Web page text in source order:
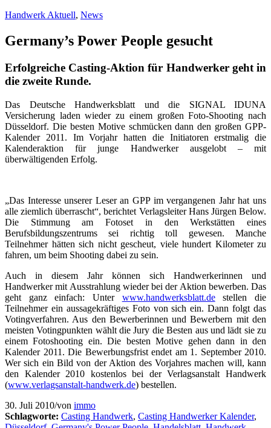
Handwerk Aktuell, News
Germany’s Power People gesucht
Erfolgreiche Casting-Aktion für Handwerker geht in
die zweite Runde.
Das Deutsche Handwerksblatt und die SIGNAL IDUNA
Versicherung laden wieder zu einem großen Foto-Shooting nach
Düsseldorf. Die besten Motive schmücken dann den großen GPP-
Kalender 2011. Im Vorjahr hatten die Initiatoren erstmalig die
Kalenderaktion für junge Handwerker ausgelobt – mit
überwältigenden Erfolg.
„Das Interesse unserer Leser an GPP im vergangenen Jahr hat uns
alle ziemlich überrascht“, berichtet Verlagsleiter Hans Jürgen Below.
Die Stimmung am Fotoset in den Werkstätten eines
Berufsbildungszentrums sei richtig toll gewesen. Manche
Teilnehmer hätten sich nicht gescheut, viele hundert Kilometer zu
fahren, um beim Shooting dabei zu sein.
Auch in diesem Jahr können sich Handwerkerinnen und
Handwerker mit Ausstrahlung wieder bei der Aktion bewerben. Das
geht ganz einfach: Unter www.handwerksblatt.destellen die
Teilnehmer ein aussagekräftiges Foto von sich ein. Dann folgt das
Votingverfahren. Aus den Bewerberinnen und Bewerbern mit den
meisten Votingpunkten wählt die Jury die Besten aus und lädt sie zu
einem Fotoshooting ein. Die besten Motive gehen dann in den
Kalender 2011. Die Bewerbungsfrist endet am 1. September 2010.
Wer sich ein Bild von der Aktion des Vorjahres machen will, kann
den Kalender 2010 kostenlos bei der Verlagsanstalt Handwerk
(www.verlagsanstalt-handwerk.de) bestellen.
30. Juli 2010/von immo
Schlagworte: Casting Handwerk, Casting Handwerker Kalender,